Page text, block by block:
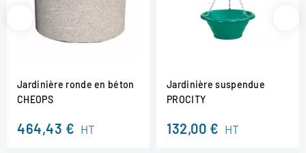
Jardinière ronde en béton
CHEOPS
464,43 € HT
Jardinière suspendue
PROCITY
132,00 € HT